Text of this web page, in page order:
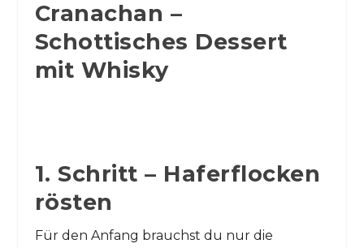
Cranachan –
Schottisches Dessert
mit Whisky
1. Schritt – Haferflocken
rösten
Für den Anfang brauchst du nur die